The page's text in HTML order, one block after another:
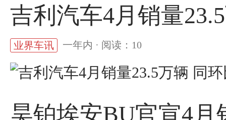
吉利汽车4月销量
业界车讯 一年内 · 阅读：10
昊铂埃安BU官宣4月